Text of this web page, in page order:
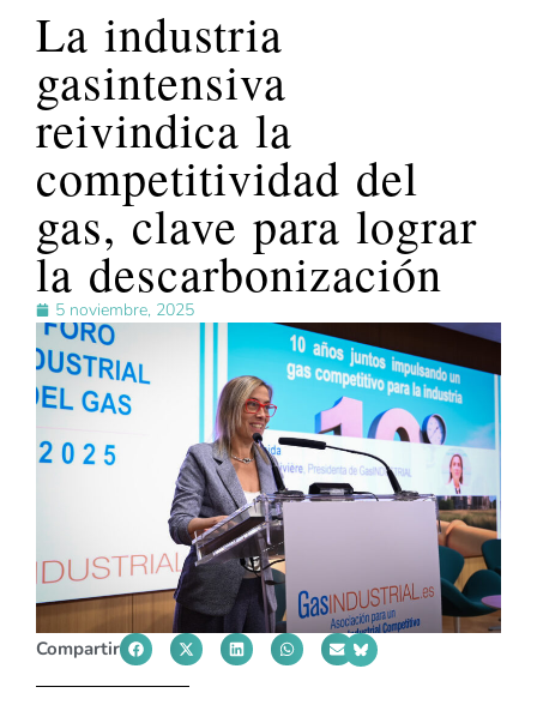
La industria
gasintensiva
reivindica la
competitividad del
gas, clave para lograr
la descarbonización
5 noviembre, 2025
Compartir